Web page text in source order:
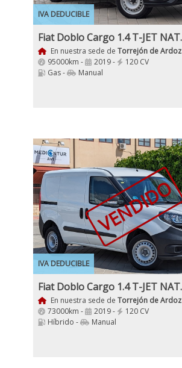
IVA DEDUCIBLE
En nuestra sede de Torrejón de Ardoz
95000km -
2019 -
120 CV
Gas -
Manual
IVA DEDUCIBLE
VENDIDO
En nuestra sede de Torrejón de Ardoz
73000km -
2019 -
120 CV
Híbrido -
Manual